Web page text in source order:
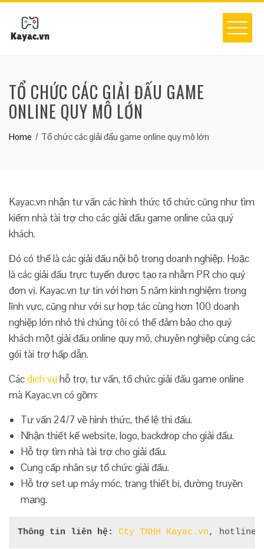
content
TỔ CHỨC CÁC GIẢI ĐẤU GAME
ONLINE QUY MÔ LỚN
Home Tổ chức các giải đấu game online quy mô lớn
Kayac.vn nhận tư vấn các hình thức tổ chức cũng như tìm
kiếm nhà tài trợ cho các giải đấu game online của quý
khách.
Đó có thể là các giải đấu nội bộ trong doanh nghiệp. Hoặc
là các giải đấu trực tuyến được tạo ra nhằm PR cho quý
đơn vị. Kayac.vn tự tin với hơn 5 năm kinh nghiệm trong
lĩnh vực, cũng như với sự hợp tác cùng hơn 100 doanh
nghiệp lớn nhỏ thì chúng tôi có thể đảm bảo cho quý
khách một giải đấu online quy mô, chuyên nghiệp cùng các
gói tài trợ hấp dẫn.
Cácdịch vụhỗ trợ, tư vấn, tổ chức giải đấu game online
mà Kayac.vn có gồm:
Tư vấn 24/7 về hình thức, thể lệ thi đấu.
Nhận thiết kế website, logo, backdrop cho giải đấu.
Hỗ trợ tìm nhà tài trợ cho giải đấu.
Cung cấp nhân sự tổ chức giải đấu.
Hỗ trợ set up máy móc, trang thiết bị, đường truyền
mạng.
Thông tin liên hệ: Cty TNHH Kayac.vn, hotline